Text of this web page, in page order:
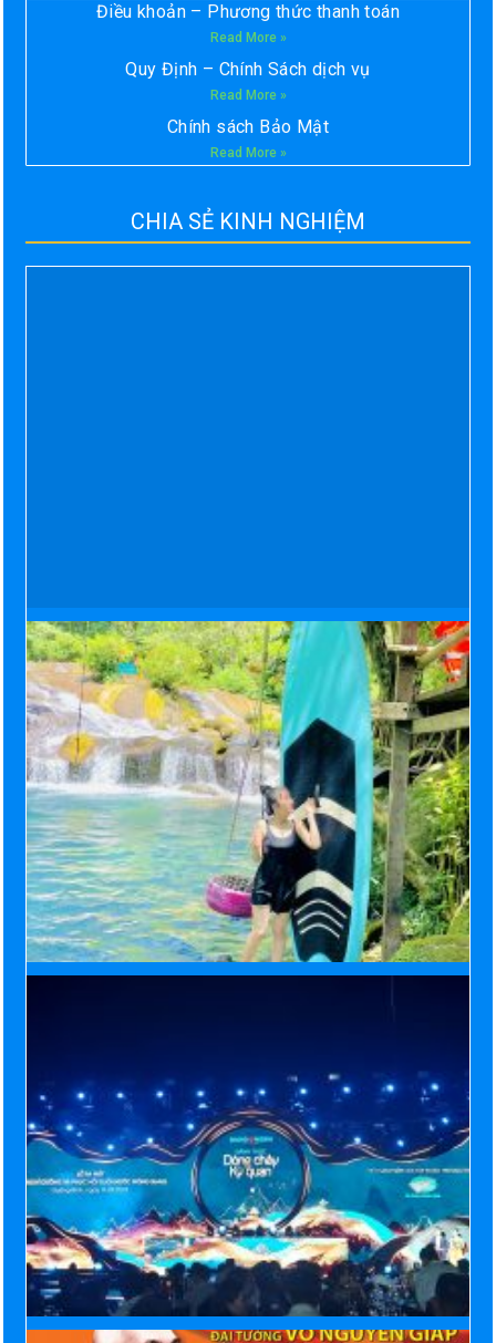
Điều khoản – Phương thức thanh toán
Read More »
Quy Định – Chính Sách dịch vụ
Read More »
Chính sách Bảo Mật
Read More »
CHIA SẺ KINH NGHIỆM